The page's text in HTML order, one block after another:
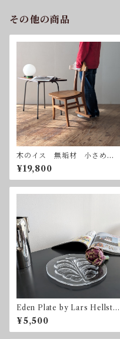
その他の商品
木のイス 無垢材 小さめ
アノニマスデザイン
¥19,800
Eden Plate by Lars Hellste
n for Orrefors 直径23.5c
m オレフォス スウェーデ
ン
¥5,500